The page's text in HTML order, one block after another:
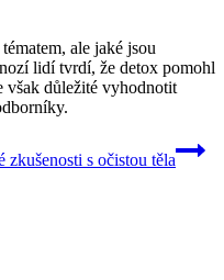
ale jaké jsou
lidí tvrdí, že detox pomohl
však důležité vyhodnotit
zkušenosti s očistou těla